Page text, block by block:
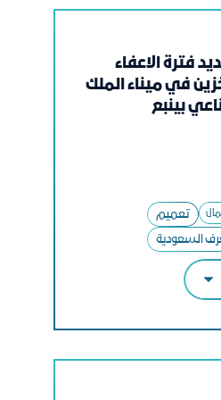
فترة الاعفاء
في ميناء الملك
بينبع
تعميم
السعودية